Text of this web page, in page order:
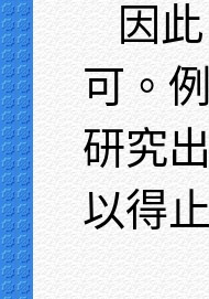
因
可。
研究
以得